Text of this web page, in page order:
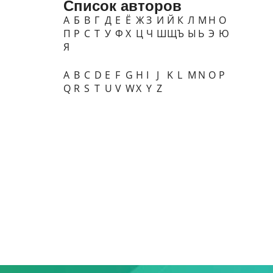
Список авторов
А Б В Г Д Е Ё ЖЗ И Й К Л М Н О
П Р С Т У Ф Х Ц Ч ШЩЪ Ы Ь Э Ю
Я
A B C D E F G H I J K L M N O P
Q R S T U V WX Y Z